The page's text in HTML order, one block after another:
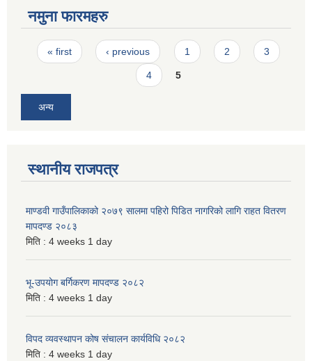
नमुना फारमहरु
Pages
« first ‹ previous 1 2 3
4 5
अन्य
स्थानीय राजपत्र
माण्डवी गाउँपालिकाको २०७९ सालमा पहिरो पिडित नागरिको लागि राहत वितरण
मापदण्ड २०८३
मिति : 4 weeks 1 day
भू-उपयोग बर्गिकरण मापदण्ड २०८२
मिति : 4 weeks 1 day
विपद व्यवस्थापन कोष संचालन कार्यविधि २०८२
मिति : 4 weeks 1 day